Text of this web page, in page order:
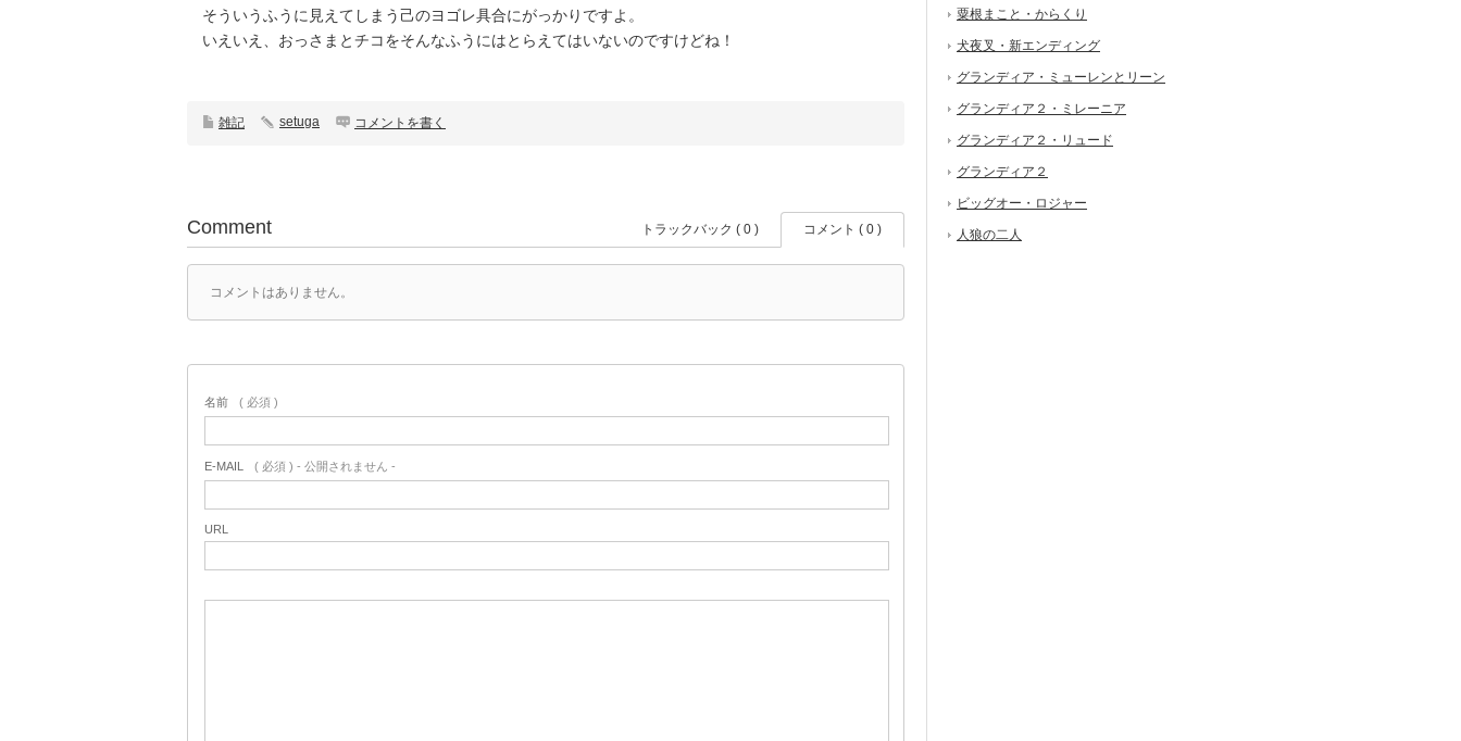
そういうふうに見えてしまう己のヨゴレ具合にがっかりですよ。
いえいえ、おっさまとチコをそんなふうにはとらえてはいないのですけどね！
雑記 setuga コメントを書く
Comment トラックバック ( 0 ) コメント ( 0 )
コメントはありません。
名前 ( 必須 )
E-MAIL ( 必須 ) - 公開されません -
URL
粟根まこと・からくり
犬夜叉・新エンディング
グランディア・ミューレンとリーン
グランディア２・ミレーニア
グランディア２・リュード
グランディア２
ビッグオー・ロジャー
人狼の二人